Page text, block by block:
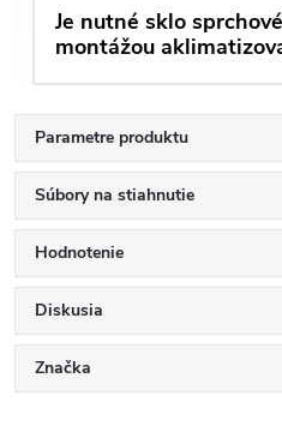
Je nutné sklo
montážou
Parametre produktu
Súbory na stiahnutie
Hodnotenie
Diskusia
Značka